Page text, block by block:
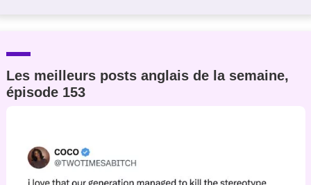
Les meilleurs posts anglais de la semaine,
épisode 153